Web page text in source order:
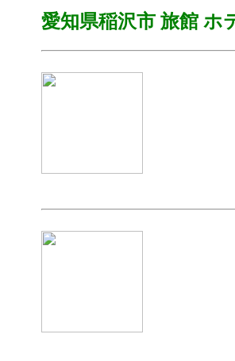
愛知県稲沢市 旅館 ホ